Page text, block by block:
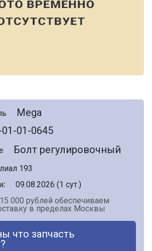
Mega
01-01-0645
Болт регулировочный
193
09.08.2026 (1 сут.)
000 рублей обеспечиваем
в пределах Москвы
что запчасть